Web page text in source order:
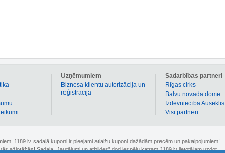
Sadarbības partneri
Rīgas cirks
Balvu novada dome
Izdevniecība Auseklis
Visi partneri
Uzņēmumiem
Biznesa klientu autorizācija un
reģistrācija
1189.lv sadaļā kuponi ir pieejami atlaižu kuponi dažādām precēm un pakalpojumiem!
ažiotāžās! Sadaļa „Jautājumi un atbildes” dod iespēju katram 1189.lv lietotājam uzdot